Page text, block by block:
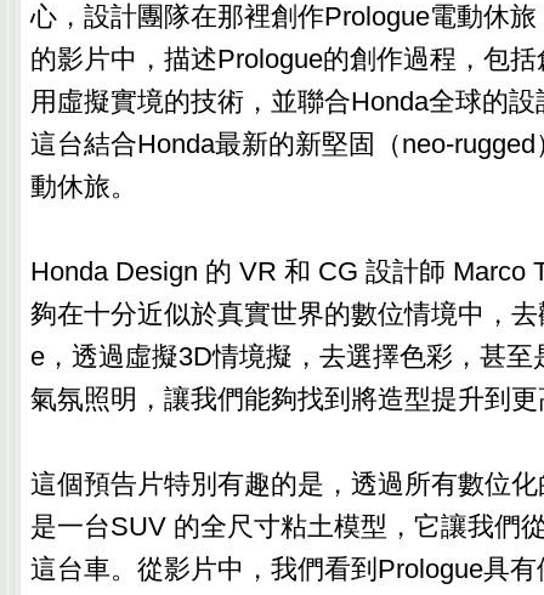
心，設計團隊在那裡創作Prologue電動休
的影片中，描述Prologue的創作過程，包
用虛擬實境的技術，並聯合Honda全球的
這台結合Honda最新的新堅固（neo-
動休旅。
Honda Design 的 VR 和 CG 設計師 Marco
夠在十分近似於真實世界的數位情境中，
e，透過虛擬3D情境擬，去選擇色彩，甚至
氣氛照明，讓我們能夠找到將造型提升到
這個預告片特別有趣的是，透過所有數位
是一台SUV 的全尺寸粘土模型，它讓我們
這台車。從影片中，我們看到Prologue具